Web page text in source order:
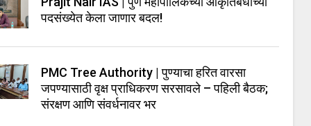
पदसंख्येत केला जाणार बदल!
PMC Tree Authority | पुण्याचा हरित वारसा
जपण्यासाठी वृक्ष प्राधिकरण सरसावले – पहिली बैठक;
संरक्षण आणि संवर्धनावर भर